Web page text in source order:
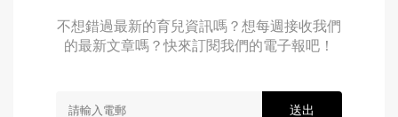
不想錯過最新的育兒資訊嗎？想每週接收我們
的最新文章嗎？快來訂閱我們的電子報吧！
送出